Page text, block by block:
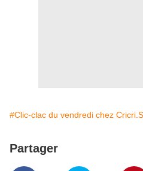
#Clic-clac du vendredi chez Cricri.S.
Partager